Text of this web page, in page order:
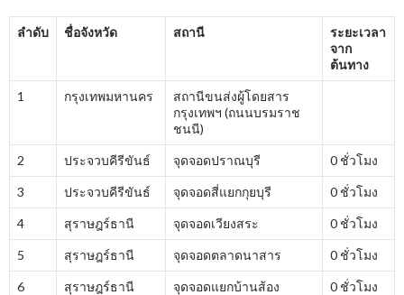
ลำดับ ชื่อจังหวัด สถานี
ระยะเวลา
จาก
ต้นทาง
1 กรุงเทพมหานคร
สถานีขนส่งผู้โดยสาร
กรุงเทพฯ (ถนนบรมราช
ชนนี)
2 ประจวบคีรีขันธ์ จุดจอดปราณบุรี 0 ชั่วโมง
3 ประจวบคีรีขันธ์ จุดจอดสี่แยกกุยบุรี 0 ชั่วโมง
4 สุราษฎร์ธานี จุดจอดเวียงสระ 0 ชั่วโมง
5 สุราษฎร์ธานี จุดจอดตลาดนาสาร 0 ชั่วโมง
6 สุราษฎร์ธานี จุดจอดแยกบ้านส้อง 0 ชั่วโมง